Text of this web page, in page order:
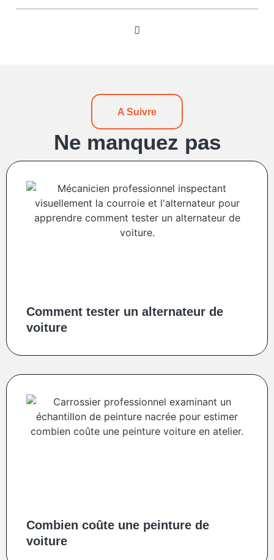
A Suivre
Ne manquez pas
Comment tester un alternateur de
voiture
Combien coûte une peinture de
voiture